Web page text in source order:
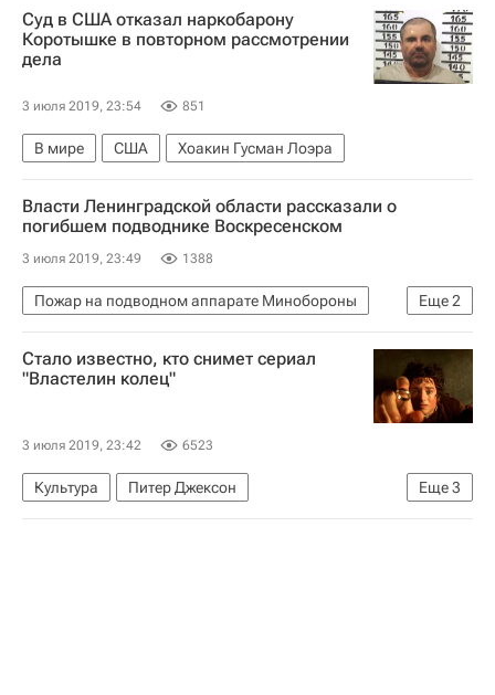
Суд в США отказал наркобарону
Коротышке в повторном рассмотрении
дела
3 июля 2019, 23:54 851
В мире США Хоакин Гусман Лоэра
Власти Ленинградской области рассказали о
погибшем подводнике Воскресенском
3 июля 2019, 23:49 1388
Еще2
Пожар на подводном аппарате Минобороны
Происшествия
Ленинградская область
Стало известно, кто снимет сериал
"Властелин колец"
3 июля 2019, 23:42 6523
Еще3
Культура
Питер Джексон
Новости культуры
Властелин колец Кино